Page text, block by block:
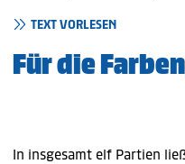
TEXT VORLESEN
Für die
In insgesamt elf Partien